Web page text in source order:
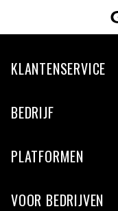
KLANTENSERVICE
BEDRIJF
PLATFORMEN
VOOR BEDRIJVEN